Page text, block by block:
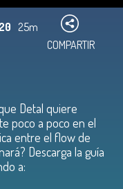
25m
COMPARTIR
Detal quiere
poco a poco en el
entre el flow de
Descarga la guía
a: